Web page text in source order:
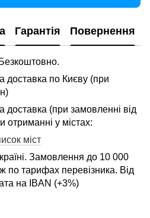
Гарантія Повернення
доставка по Києву (при
доставка (при замовленні від
отриманні у містах:
міст
Замовлення до 10 000
по тарифах перевізника. Від
на IBAN (+3%)